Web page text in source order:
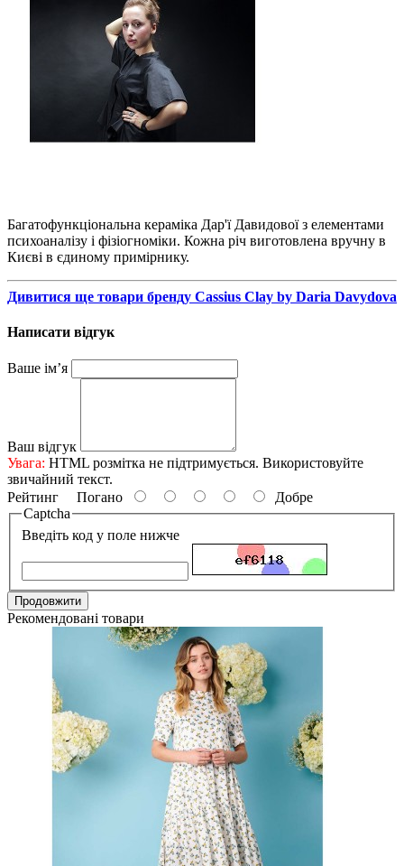
Багатофункціональна кераміка Дар'ї Давидової з елементами
психоаналізу і фізіогноміки. Кожна річ виготовлена ​​вручну в
Києві в єдиному примірнику.
Дивитися ще товари бренду Cassius Clay by Daria Davydova
Написати відгук
Ваше ім’я
Ваш відгук
Увага: HTML розмітка не підтримується. Використовуйте
звичайний текст.
Рейтинг Погано
Добре
Captcha
Введіть код у поле нижче
Продовжити
Рекомендовані товари